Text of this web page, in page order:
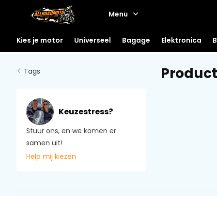
Menu
Kies je motor Universeel Bagage Elektronica
Tags
Keuzestress?
Stuur ons, en we komen er
samen uit!
Help mij kiezen